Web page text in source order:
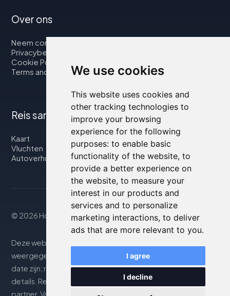
We use cookies
This website uses cookies and
other tracking technologies to
improve your browsing
experience for the following
purposes: to enable basic
functionality of the website, to
provide a better experience on
the website, to measure your
interest in our products and
services and to personalize
marketing interactions, to deliver
ads that are more relevant to you.
I agree
I decline
Over ons
Neem contact op met
Privacybeleid
Cookie Policy
Terms and Conditions
Reis samen met ons
Kaart
Vluchten
Autoverhuur
© 2026 Housity.net
Deze website biedt informatie uitsluitend ter. De
weergegeven informatie kan onnauwkeurig of niet up-to-
date zijn; raadpleeg de officiële website voor nauwkeurige
details. Reserveringen worden afgehandeld door onze
partner. Voor meer details, zie de sectie Juridische